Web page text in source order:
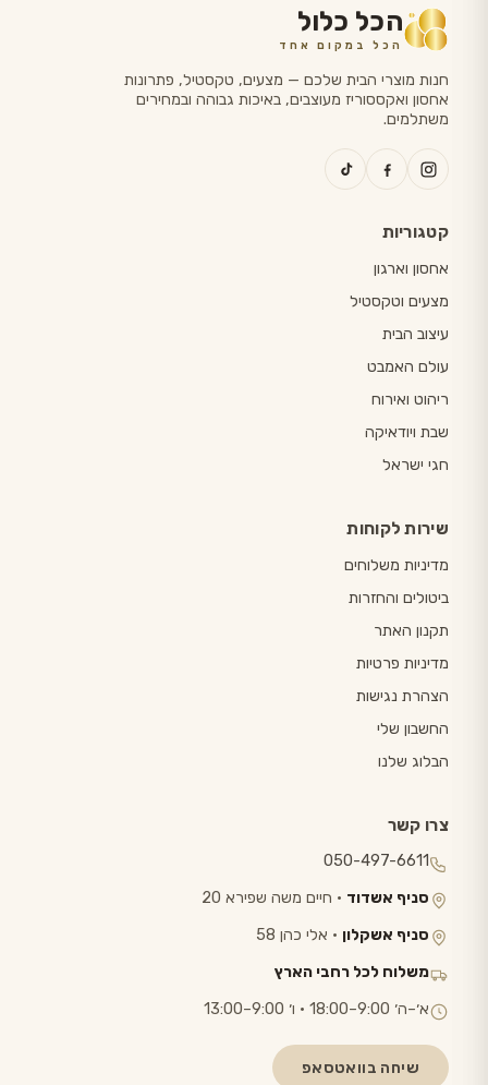
הכל כלול
הכל במקום אחד
חנות מוצרי הבית שלכם — מצעים, טקסטיל, פתרונות
אחסון ואקססוריז מעוצבים, באיכות גבוהה ובמחירים
משתלמים.
קטגוריות
אחסון וארגון
מצעים וטקסטיל
עיצוב הבית
עולם האמבט
ריהוט ואירוח
שבת ויודאיקה
חגי ישראל
שירות לקוחות
מדיניות משלוחים
ביטולים והחזרות
תקנון האתר
מדיניות פרטיות
הצהרת נגישות
החשבון שלי
הבלוג שלנו
צרו קשר
050-497-6611
סניף אשדוד · חיים משה שפירא 20
סניף אשקלון · אלי כהן 58
משלוח לכל רחבי הארץ
א׳–ה׳ 9:00–18:00 · ו׳ 9:00–13:00
שיחה בוואטסאפ